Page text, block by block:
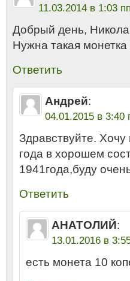
11.03.2014 в 1:03 пп
Добрый день,
Нужна такая монетка
Ответить
Андрей:
04.01.2015 в 3:40
Здравствуйте.
года в хорошем
1941года,буду
Ответить
АНАТОЛИЙ:
13.01.2016 в
есть монета 10